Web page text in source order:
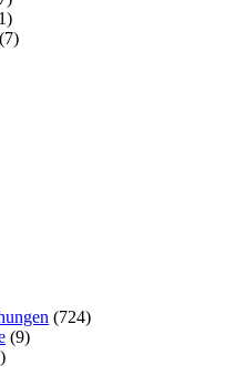
(7)
(724)
(9)